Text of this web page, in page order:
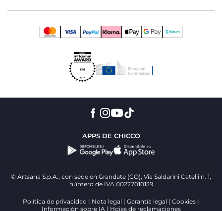
APPS DE CHICCO
© Artsana S.p.A., con sede en Grandate (CO), Via Saldarini Catelli n. 1,
número de IVA 00227010139
Política de privacidad Nota legal Garantía legal
Cookies
Información sobre IA
Hojas de reclamaciones